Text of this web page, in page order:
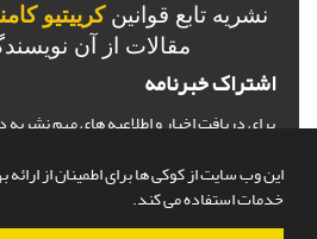
این وب سایت از کوکی ها برای اطمینان از ارائه
خدمات استفاده می کند.
نشریه تابع قوانینکرییتیو
مقالات از آن
اشتراک خبرنامه
برای دریافت اخبار و اطلاعیه های مهم